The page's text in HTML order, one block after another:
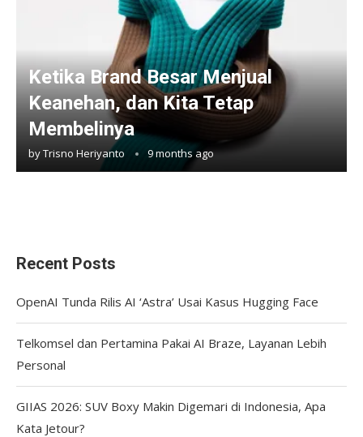
Ketika Brand Besar Menjual
Keanehan, dan Kita Tetap
Membelinya
byTrisno Heriyanto 9 months ago
Recent Posts
OpenAI Tunda Rilis AI ‘Astra’ Usai Kasus Hugging Face
Telkomsel dan Pertamina Pakai AI Braze, Layanan Lebih
Personal
GIIAS 2026: SUV Boxy Makin Digemari di Indonesia, Apa
Kata Jetour?